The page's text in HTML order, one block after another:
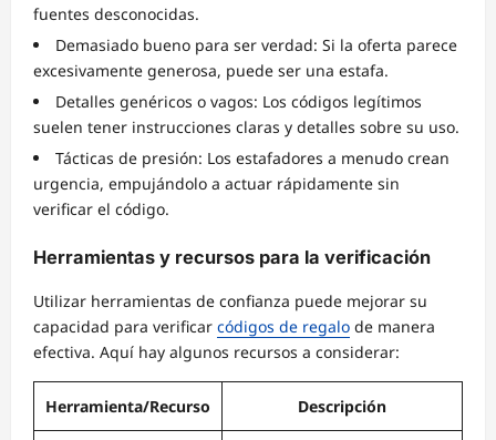
fuentes desconocidas.
Demasiado bueno para ser verdad: Si la oferta parece
excesivamente generosa, puede ser una estafa.
Detalles genéricos o vagos: Los códigos legítimos
suelen tener instrucciones claras y detalles sobre su uso.
Tácticas de presión: Los estafadores a menudo crean
urgencia, empujándolo a actuar rápidamente sin
verificar el código.
Herramientas y recursos para la verificación
Utilizar herramientas de confianza puede mejorar su
capacidad para verificar códigos de regalo de manera
efectiva. Aquí hay algunos recursos a considerar:
Herramienta/Recurso Descripción